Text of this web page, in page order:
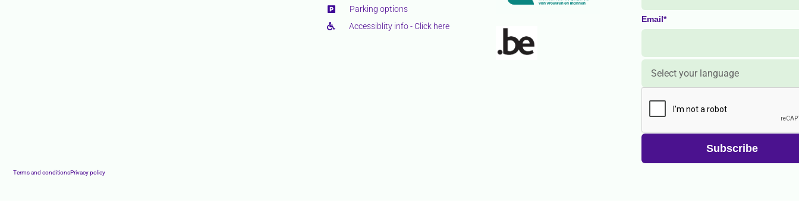
Parking options
Accessiblity info - Click here
Email*
Terms and conditionsPrivacy policy